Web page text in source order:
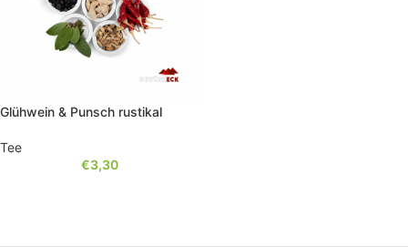
Glühwein & Punsch rustikal
Tee
€3,30